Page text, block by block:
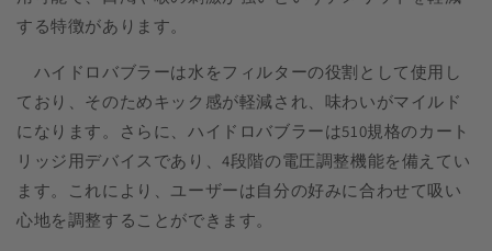
する特徴があります。
ハイドロバブラーは水をフィルターの役割として使用し
ており、そのためキック感が軽減され、味わいがマイルド
になります。さらに、ハイドロバブラーは510規格のカート
リッジ用デバイスであり、4段階の電圧調整機能を備えてい
ます。これにより、ユーザーは自分の好みに合わせて吸い
心地を調整することができます。